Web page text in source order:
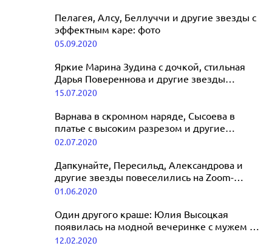
Пелагея, Алсу, Беллуччи и другие звезды с
эффектным каре: фото
05.09.2020
Яркие Марина Зудина с дочкой, стильная
Дарья Повереннова и другие звезды
открыли фестиваль цветов в ГУМе
15.07.2020
Варнава в скромном наряде, Сысоева в
платье с высоким разрезом и другие
звезды на премьере спектакля
02.07.2020
Дапкунайте, Пересильд, Александрова и
другие звезды повеселились на Zoom-
вечеринке фонда «Галчонок»
01.06.2020
Один другого краше: Юлия Высоцкая
появилась на модной вечеринке с мужем и
подросшим сыном
12.02.2020